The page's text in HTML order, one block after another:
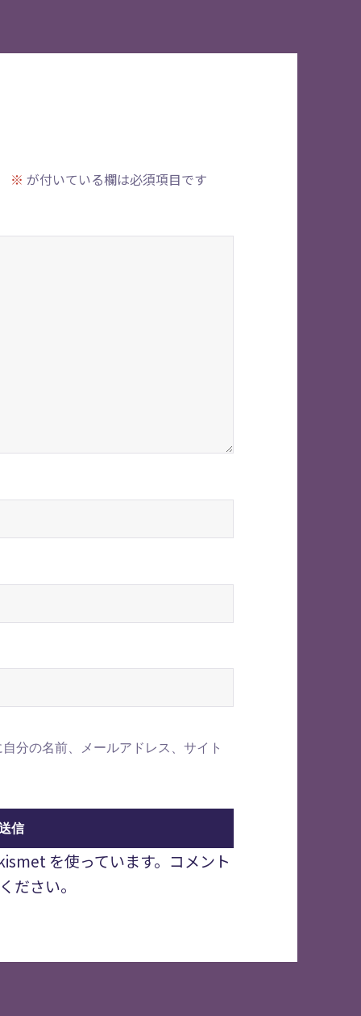
※ が付いている欄は必須項目です
分の名前、メールアドレス、サイト
を使っています。 コメント
ださい。